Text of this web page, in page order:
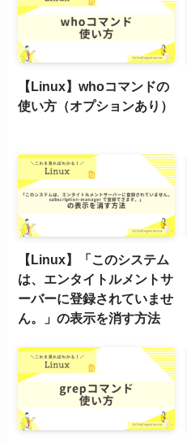
【Linux】whoコマンドの
使い方（オプションあり）
【Linux】「このシステム
は、エンタイトルメントサ
ーバーに登録されていませ
ん。」の表示を消す方法